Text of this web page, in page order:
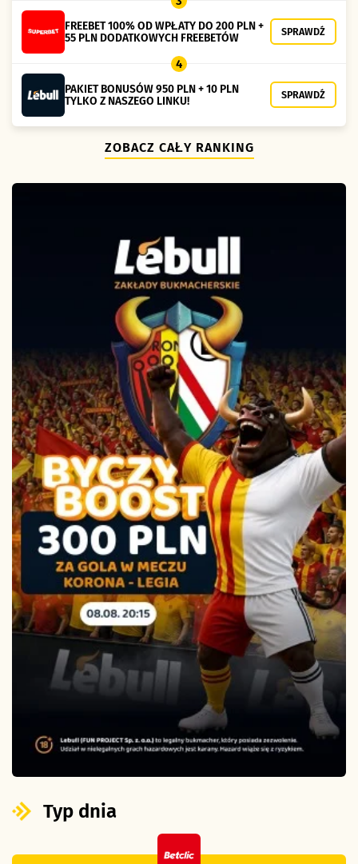
FREEBET 100% OD WPŁATY DO 200 PLN +
55 PLN DODATKOWYCH FREEBETÓW
SPRAWDŹ
4
PAKIET BONUSÓW 950 PLN + 10 PLN
TYLKO Z NASZEGO LINKU!
SPRAWDŹ
ZOBACZ CAŁY RANKING
Typ dnia